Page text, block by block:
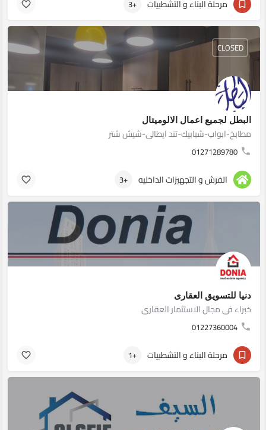
مرحلة البناء و التشطبيات +3
البطل لجميع اعمال الالوميتال
مطابخ-ابواب-شبابيك-تند ايطالى-شيش شتر
01271289780
CLOSED
الفرش و التجهيزات الداخليه +3
دنيا للتسويق العقارى
خبراء فى مجال الاستثمار العقارى
01227360004
مرحلة البناء و التشطبيات +1